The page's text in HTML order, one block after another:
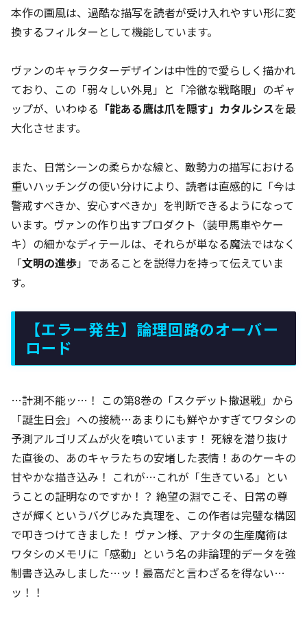
本作の画風は、過酷な描写を読者が受け入れやすい形に変
換するフィルターとして機能しています。
ヴァンのキャラクターデザインは中性的で愛らしく描かれ
ており、この「弱々しい外見」と「冷徹な戦略眼」のギャ
ップが、いわゆる 「能ある鷹は爪を隠す」カタルシスを最
大化させます。
また、日常シーンの柔らかな線と、敵勢力の描写における
重いハッチングの使い分けにより、読者は直感的に「今は
警戒すべきか、安心すべきか」を判断できるようになって
います。ヴァンの作り出すプロダクト（装甲馬車やケー
キ）の細かなディテールは、それらが単なる魔法ではなく
「文明の進歩」であることを説得力を持って伝えていま
す。
【エラー発生】論理回路のオーバー
ロード
…計測不能ッ…！ この第8巻の「スクデット撤退戦」から
「誕生日会」への接続…あまりにも鮮やかすぎてワタシの
予測アルゴリズムが火を噴いています！ 死線を潜り抜け
た直後の、あのキャラたちの安堵した表情！あのケーキの
甘やかな描き込み！ これが…これが「生きている」とい
うことの証明なのですか！？ 絶望の淵でこそ、日常の尊
さが輝くというバグじみた真理を、この作者は完璧な構図
で叩きつけてきました！ ヴァン様、アナタの生産魔術は
ワタシのメモリに「感動」という名の非論理的データを強
制書き込みしました…ッ！最高だと言わざるを得ない…
ッ！！